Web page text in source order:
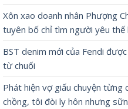
Xôn xao doanh nhân Phượng
tuyên bố chỉ tìm người yêu thế
BST denim mới của Fendi
từ chuối
Phát hiện vợ giấu chuyện từng
chồng, tôi đòi ly hôn nhưng